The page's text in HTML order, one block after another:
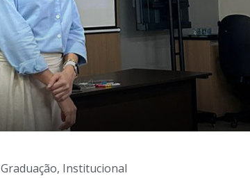
Graduação, Institucional